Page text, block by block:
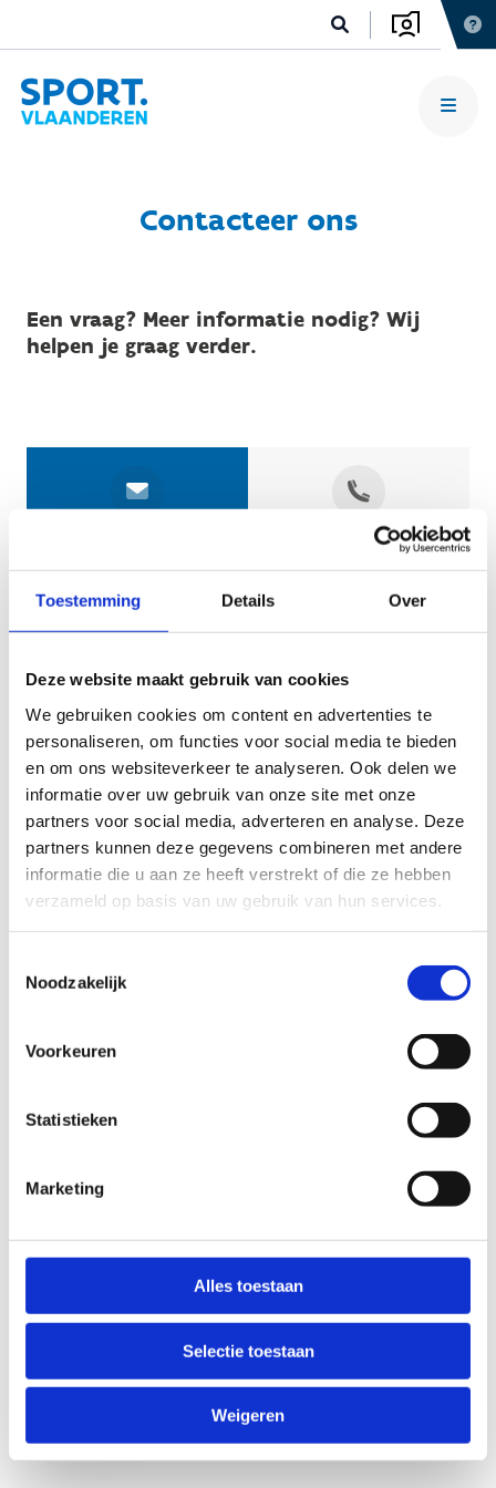
Toestemming Details Over
Deze website maakt gebruik van cookies
We gebruiken cookies om content en advertenties te
personaliseren, om functies voor social media te bieden
en om ons websiteverkeer te analyseren. Ook delen we
informatie over uw gebruik van onze site met onze
partners voor social media, adverteren en analyse. Deze
partners kunnen deze gegevens combineren met andere
informatie die u aan ze heeft verstrekt of die ze hebben
verzameld op basis van uw gebruik van hun services.
Noodzakelijk
Voorkeuren
Statistieken
Marketing
Alles toestaan
Selectie toestaan
Weigeren
Contacteer ons
Een vraag? Meer informatie nodig? Wij
helpen je graag verder.
Geef aan tot welk domein jouw vraag behoort
KIES EEN DOMEIN
Jouw vraag
Anti-Robot Verification
Click to start verification
Verzend